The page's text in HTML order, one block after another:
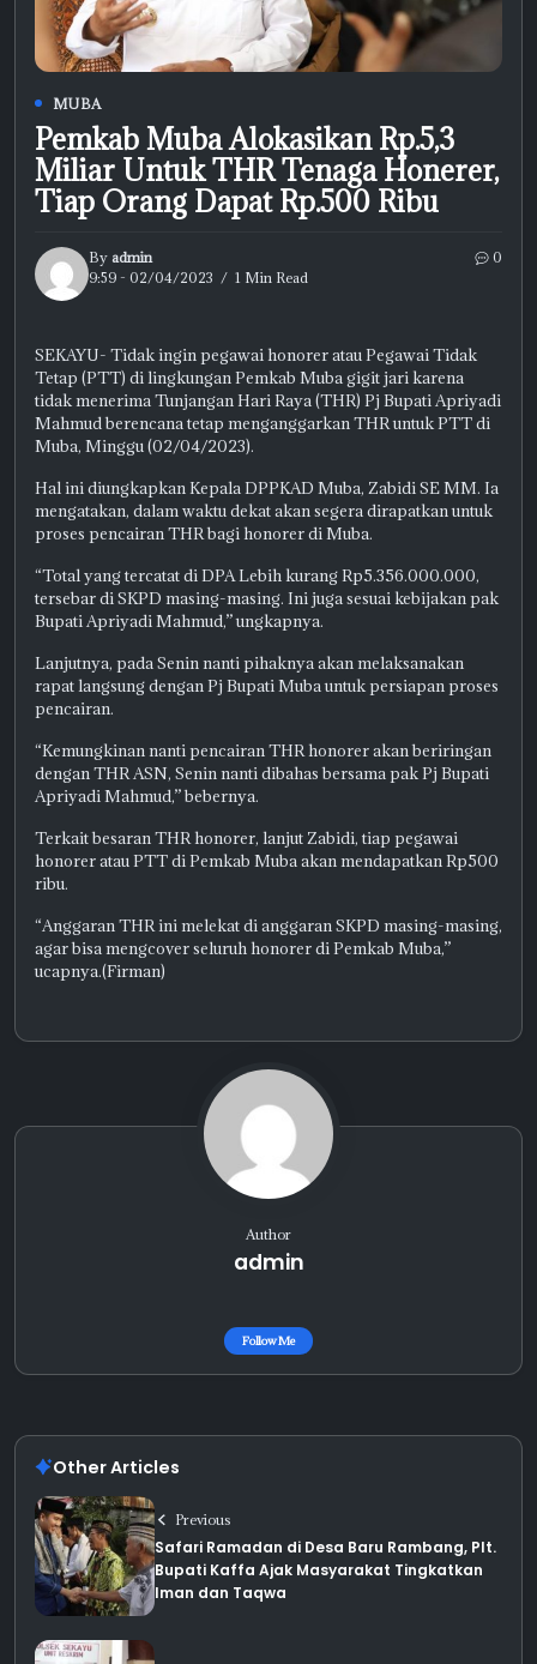
MUBA
Pemkab Muba Alokasikan Rp.5,3
Miliar Untuk THR Tenaga Honerer,
Tiap Orang Dapat Rp.500 Ribu
By admin
9:59 - 02/04/2023
1 Min Read
0
SEKAYU- Tidak ingin pegawai honorer atau Pegawai Tidak
Tetap (PTT) di lingkungan Pemkab Muba gigit jari karena
tidak menerima Tunjangan Hari Raya (THR) Pj Bupati Apriyadi
Mahmud berencana tetap menganggarkan THR untuk PTT di
Muba, Minggu (02/04/2023).
Hal ini diungkapkan Kepala DPPKAD Muba, Zabidi SE MM. Ia
mengatakan, dalam waktu dekat akan segera dirapatkan untuk
proses pencairan THR bagi honorer di Muba.
“Total yang tercatat di DPA Lebih kurang Rp5.356.000.000,
tersebar di SKPD masing-masing. Ini juga sesuai kebijakan pak
Bupati Apriyadi Mahmud,” ungkapnya.
Lanjutnya, pada Senin nanti pihaknya akan melaksanakan
rapat langsung dengan Pj Bupati Muba untuk persiapan proses
pencairan.
“Kemungkinan nanti pencairan THR honorer akan beriringan
dengan THR ASN, Senin nanti dibahas bersama pak Pj Bupati
Apriyadi Mahmud,” bebernya.
Terkait besaran THR honorer, lanjut Zabidi, tiap pegawai
honorer atau PTT di Pemkab Muba akan mendapatkan Rp500
ribu.
“Anggaran THR ini melekat di anggaran SKPD masing-masing,
agar bisa mengcover seluruh honorer di Pemkab Muba,”
ucapnya.(Firman)
Author
admin
Follow Me
Other Articles
Previous
Safari Ramadan di Desa Baru Rambang, Plt.
Bupati Kaffa Ajak Masyarakat Tingkatkan
Iman dan Taqwa